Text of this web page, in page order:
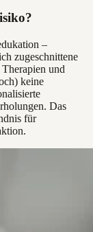
–
zugeschnittene
und
keine
Das
für